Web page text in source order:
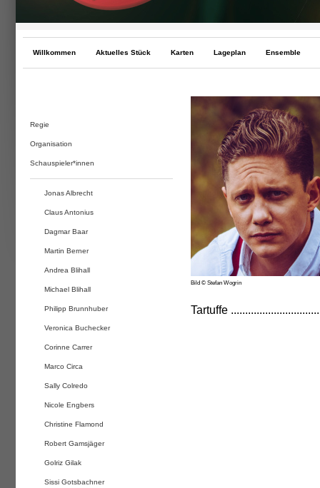
Willkommen Aktuelles Stück Karten Lageplan Ensemble
Regie
Organisation
Schauspieler*innen
Jonas Albrecht
Claus Antonius
Dagmar Baar
Martin Berner
Andrea Blihall
Michael Blihall
Philipp Brunnhuber
Veronica Buchecker
Corinne Carrer
Marco Circa
Sally Colredo
Nicole Engbers
Christine Flamond
Robert Gamsjäger
Golriz Gilak
Sissi Gotsbachner
Bild © Stefan Wogrin
Tartuffe